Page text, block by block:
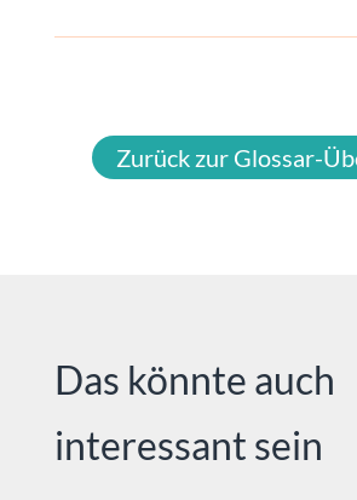
Zurück zur Glossar-
Das könnte auch
interessant sein